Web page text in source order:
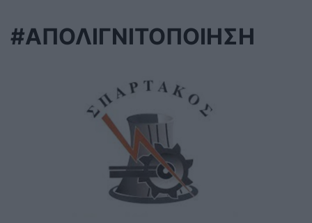
#ΑΠΟΛΙΓΝΙΤΟΠΟΙΗΣΗ